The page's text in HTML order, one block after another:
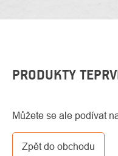
PRODUKTY
Můžete se ale podívat
Zpět do obchodu